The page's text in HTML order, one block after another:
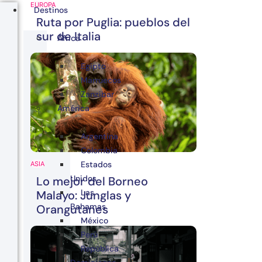
EUROPA
Ruta por Puglia: pueblos del
sur de Italia
ASIA
Lo mejor del Borneo
Malayo: Junglas y
Orangutanes
Destinos
África
Egipto
Marruecos
Zanzibar
América
Argentina
Colombia
Estados
Unidos
Las
Bahamas
México
Perú
República